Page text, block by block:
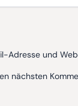
Adresse und
nächsten